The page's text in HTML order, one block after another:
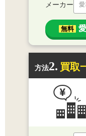
メーカー 愛
無料
方法2. 買取